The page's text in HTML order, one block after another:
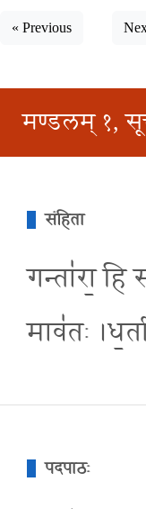
« Previous
मण्डलम् १,
संहिता
गन्ता॑रा॒ हि
माव॑तः
पदपाठः